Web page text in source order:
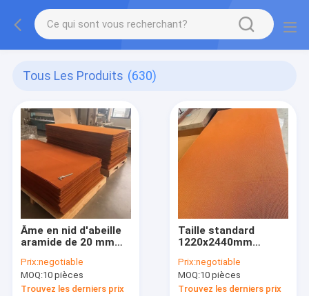
Tous Les Produits (630)
Âme en nid d'abeille
aramide de 20 mm
l'intérieur de cabine
d'avion
Prix:negotiable
MOQ:10 pièces
Trouvez les derniers prix
Taille standard
1220x2440mm
en nid d'abeille
Nomex Aramid pour
drones
Prix:negotiable
MOQ:10 pièces
Trouvez les derniers prix